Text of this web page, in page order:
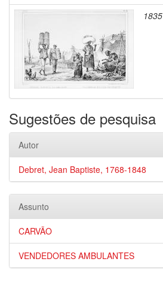
1835
Sugestões de pesquisa
Autor
Debret, Jean Baptiste, 1768-1848
Assunto
CARVÃO
VENDEDORES AMBULANTES